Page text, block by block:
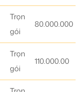
Trọn
gói
80.000.000
Trọn
gói
110.000.00